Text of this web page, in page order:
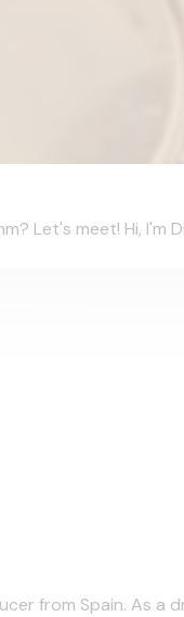
Let's meet! Hi, I'm
from Spain. As a